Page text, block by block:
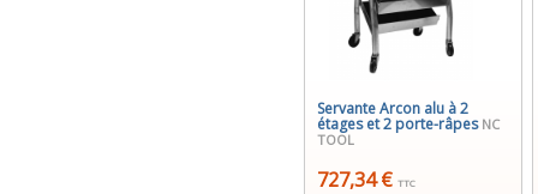
Servante Arcon alu à 2
étages et 2 porte-râpes NC
TOOL
727,34 € TTC